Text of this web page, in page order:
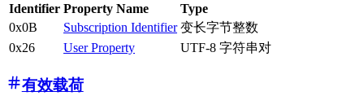
Identifier Property Name
Type
0x0B
Subscription Identifier 变长字节整数
0x26
User Property UTF-8 字符串对
有效载荷